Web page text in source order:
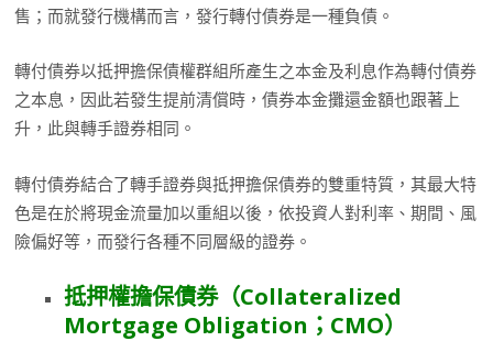
售；而就發行機構而言，發行轉付債券是一種負債。
轉付債券以抵押擔保債權群組所產生之本金及利息作為轉付債券
之本息，因此若發生提前清償時，債券本金攤還金額也跟著上
升，此與轉手證券相同。
轉付債券結合了轉手證券與抵押擔保債券的雙重特質，其最大特
色是在於將現金流量加以重組以後，依投資人對利率、期間、風
險偏好等，而發行各種不同層級的證券。
抵押權擔保債券（Collateralized
Mortgage Obligation ； CMO）